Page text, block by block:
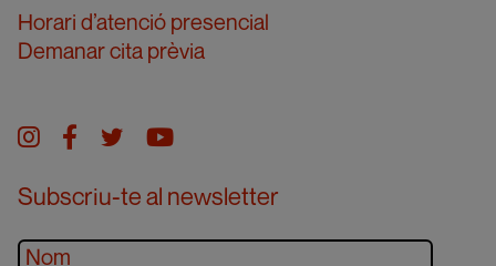
Horari d’atenció presencial
Demanar cita prèvia
Instagram
facebook
twitteryoutube
Subscriu-te al newsletter